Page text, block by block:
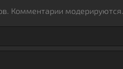
Комментарии модерируются.